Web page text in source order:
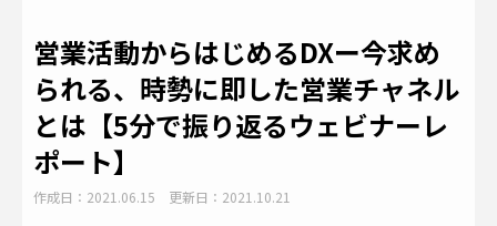
営業活動からはじめるDXー今求め
られる、時勢に即した営業チャネル
とは【5分で振り返るウェビナーレ
ポート】
作成日：2021.06.15 更新日：2021.10.21